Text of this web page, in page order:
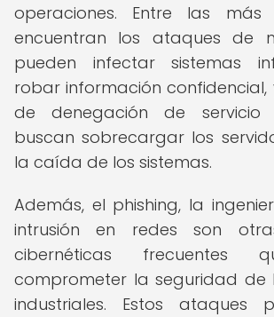
operaciones. Entre las más
encuentran los ataques de
pueden infectar sistemas
robar información
de denegación de servicio
buscan sobrecargar los
la caída de los sistemas.
Además, el phishing, la
intrusión en redes son
cibernéticas frecuentes
comprometer la seguridad de
industriales. Estos ataques